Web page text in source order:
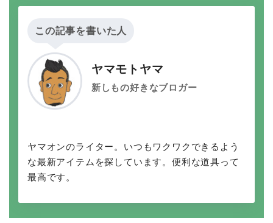
この記事を書いた人
ヤマモトヤマ
新しもの好きなブロガー
ヤマオンのライター。いつもワクワクできるよう
な最新アイテムを探しています。便利な道具って
最高です。